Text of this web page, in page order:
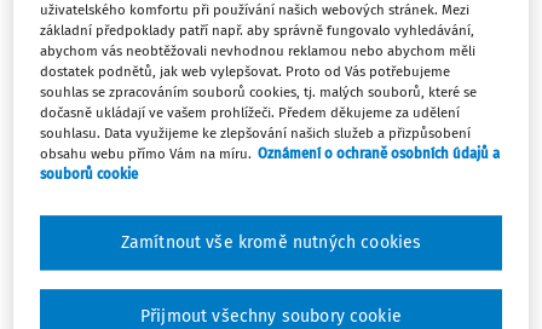
„Do konce roku 2017 bychom velice rádi implementovali
dietní stravování minimálně do 20 školních jídelen
zřizovaných MHMP. Týká se to také jídelen v domovech
mládeže, kde je stravování celodenní a děti a studenti s
jakoukoli zdravotní dietou by jinak neměli šanci na kvalitní
a hodnotnou stravu. Vím, že dietní stravování není
zákonnou povinností, a proto si velmi vážím ochoty a
práce kuchařek, které se rozhodly vyjít dětem se zdravotní
komplikací vstříc a zajišťují dietní stravování nad rámec
svých běžných pracovních povinností. Školní jídelny, které
uživatelského komfortu při používání našich webových stránek. Mezi
základní předpoklady patří např. aby správně fungovalo vyhledávání,
abychom vás neobtěžovali nevhodnou reklamou nebo abychom měli
dostatek podnětů, jak web vylepšovat. Proto od Vás potřebujeme
souhlas se zpracováním souborů cookies, tj. malých souborů, které se
dočasně ukládají ve vašem prohlížeči. Předem děkujeme za udělení
souhlasu. Data využijeme ke zlepšování našich služeb a přizpůsobení
obsahu webu přímo Vám na míru. Oznámení o ochraně osobních údajů a
souborů cookie
Zamítnout vše kromě nutných cookies
Přijmout všechny soubory cookie